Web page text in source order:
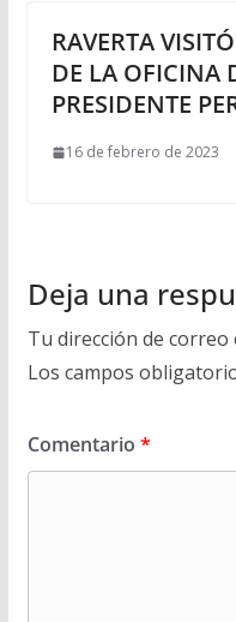
RAVERTA
DE LA OFICINA
PRESIDENTE
16 de febrero de 2023
Deja una
Tu dirección de
Los campos
Comentario *